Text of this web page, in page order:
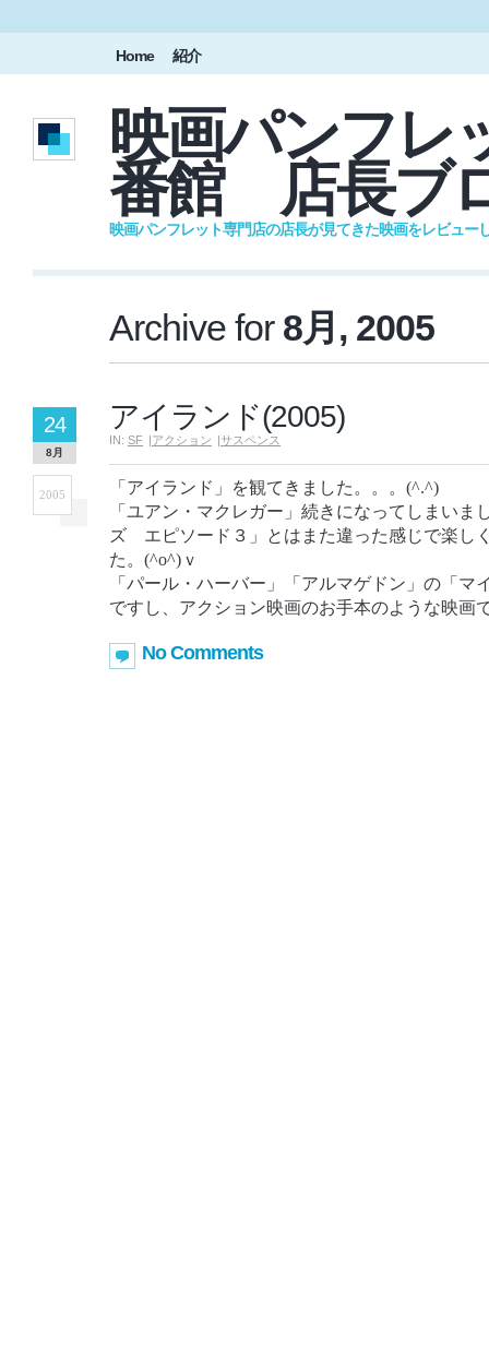
Home 紹介
映画パンフレ
番館 店長ブ
映画パンフレット専門店の店長が見てきた映画をレビュー
Archive for 8月, 2005
アイランド(2005)
IN: SF |アクション |サスペンス
24
8月
2005
「アイランド」を観てきました。。。(^.^)
「ユアン・マクレガー」続きになってしまいま
ズ エピソード３」とはまた違った感じで楽し
た。(^o^)ｖ
「パール・ハーバー」「アルマゲドン」の「マ
ですし、アクション映画のお手本のような映画
No Comments